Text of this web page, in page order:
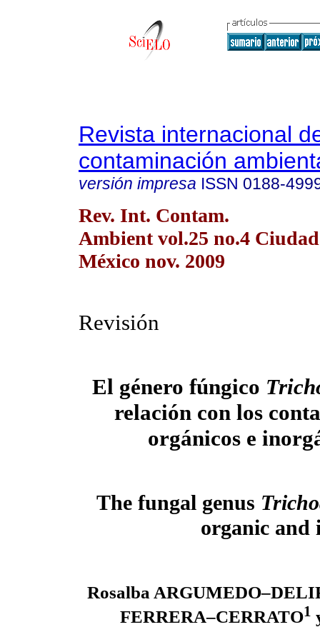
Revista internacional
contaminación
versión impresa ISSN 0188-
Rev. Int. Contam.
Ambient vol.25 no.4
México nov. 2009
Revisión
El género fúngico
relación con los
orgánicos e
The fungal genus
organic and
Rosalba
FERRERA–CERRATO1